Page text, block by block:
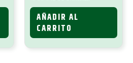
precio
original
16,80 €.
actual
15,96 €.
AÑADIR AL
CARRITO